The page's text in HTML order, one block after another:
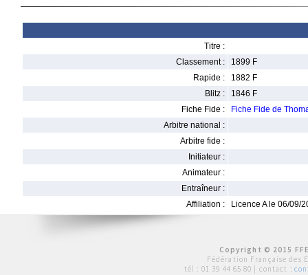
Titre :
Classement :
1899 F
Rapide :
1882 F
Blitz :
1846 F
Fiche Fide :
Fiche Fide de
Arbitre national :
Arbitre fide :
Initiateur :
Animateur :
Entraîneur :
Affiliation :
Licence A le 06/09/
Copyright © 2015
Fédération Française des
tél : 01 39 44 65 80 | contact :